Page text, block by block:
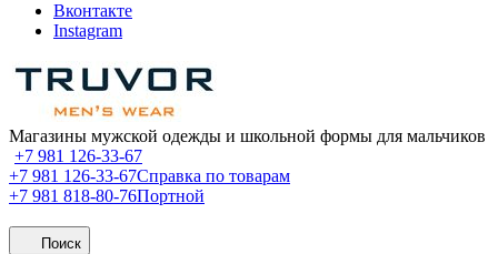
Вконтакте
Instagram
Магазины мужской одежды и школьной формы для мальчиков
+7 981 126-33-67
+7 981 126-33-67Справка по товарам
+7 981 818-80-76Портной
Поиск